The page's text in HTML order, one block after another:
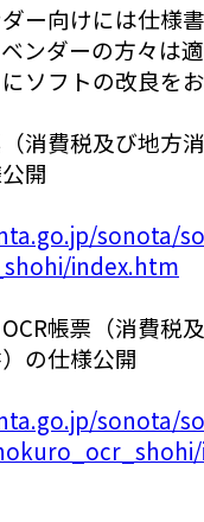
ー向けには仕様
ンダーの方々は
ソフトの改良をお
消費税及び地方
開
sonota/
index.htm
帳票（消費税
の仕様公開
sonota/